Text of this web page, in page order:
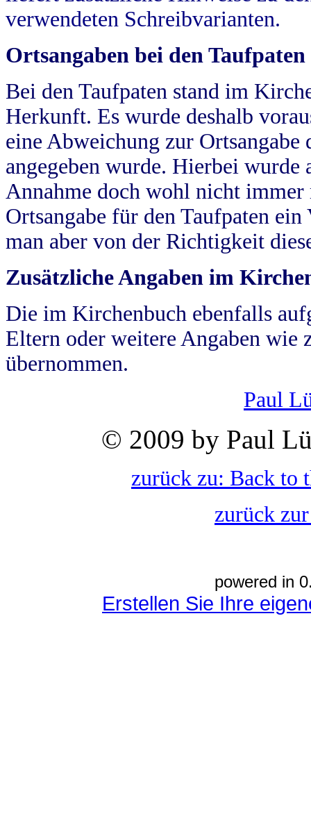
verwendeten Schreibvarianten.
Ortsangaben bei den Taufpaten
Bei den Taufpaten stand im
Herkunft. Es wurde deshalb
eine Abweichung zur
angegeben wurde. Hierbei wurde
Annahme doch wohl nicht
Ortsangabe für den Taufpaten
man aber von der Richtigkeit
Zusätzliche Angaben im
Die im Kirchenbuch ebenfalls
Eltern oder weitere Angaben wie
übernommen.
Paul
© 2009 by Paul
zurück zu: Back to
zurück
powered in
Erstellen Sie Ihre